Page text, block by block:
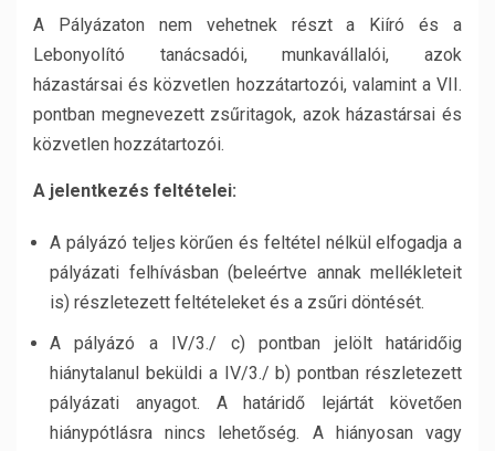
A Pályázaton nem vehetnek részt a Kiíró és a
Lebonyolító tanácsadói, munkavállalói, azok
házastársai és közvetlen hozzátartozói, valamint a VII.
pontban megnevezett zsűritagok, azok házastársai és
közvetlen hozzátartozói.
A jelentkezés feltételei:
A pályázó teljes körűen és feltétel nélkül elfogadja a
pályázati felhívásban (beleértve annak mellékleteit
is) részletezett feltételeket és a zsűri döntését.
A pályázó a IV/3./ c) pontban jelölt határidőig
hiánytalanul beküldi a IV/3./ b) pontban részletezett
pályázati anyagot. A határidő lejártát követően
hiánypótlásra nincs lehetőség. A hiányosan vagy